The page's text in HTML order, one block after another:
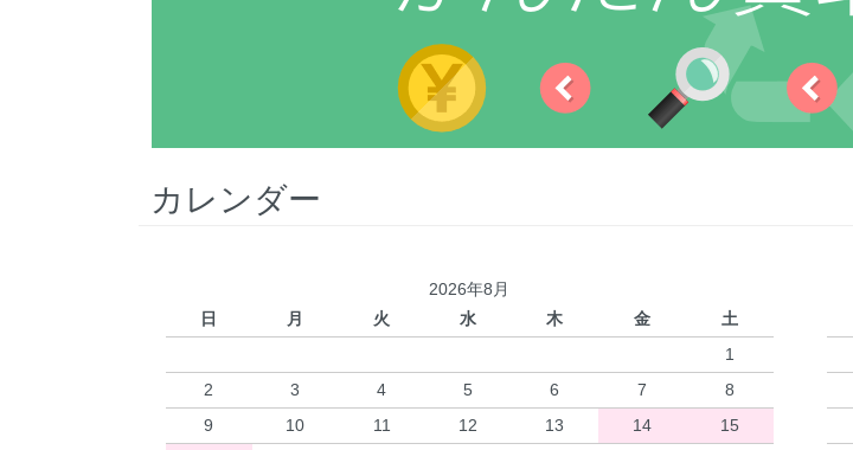
カレンダー
2026年8月
日
月 火 水 木 金
土
1
2
3 4 5 6 7
8
9
10 11 12 13 14
15